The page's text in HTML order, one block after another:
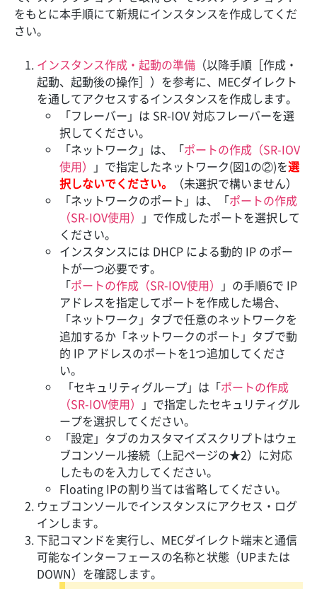
をもとに本手順にて新規にインスタンスを作成してくだ
さい。
インスタンス作成・起動の準備 （以降手順［作成・
起動、起動後の操作］）を参考に、MECダイレクト
を通してアクセスするインスタンスを作成します。
「フレーバー」は SR-IOV 対応フレーバーを選
択してください。
「ネットワーク」は、「ポートの作成（SR-IOV
使用）
」で指定したネットワーク(図1の②)を選
択しないでください。
（未選択で構いません）
「ネットワークのポート」は、「ポートの作成
（SR-IOV使用）
」で作成したポートを選択して
ください。
インスタンスには DHCP による動的 IP のポー
トが一つ必要です。
「ポートの作成（SR-IOV使用）
」の手順6で IP
アドレスを指定してポートを作成した場合、
「ネットワーク」タブで任意のネットワークを
追加するか「ネットワークのポート」タブで動
的 IP アドレスのポートを1つ追加してくださ
い。
「セキュリティグループ」は「ポートの作成
（SR-IOV使用）
」で指定したセキュリティグル
ープを選択してください。
「設定」タブのカスタマイズスクリプトはウェ
ブコンソール接続（上記ページの★2）に対応
したものを入力してください。
Floating IPの割り当ては省略してください。
ウェブコンソールでインスタンスにアクセス・ログ
インします。
下記コマンドを実行し、MECダイレクト端末と通信
可能なインターフェースの名称と状態（UPまたは
DOWN）を確認します。